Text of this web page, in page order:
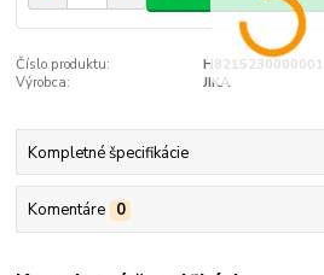
Číslo produktu:
H8215230000001
Výrobca:
JIKA
Kompletné špecifikácie
Komentáre 0